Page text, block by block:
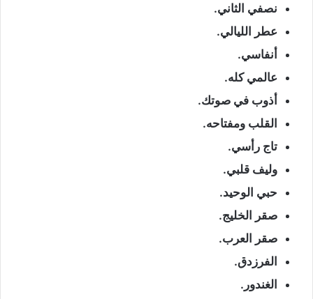
نصفي الثاني.
عطر الليالي.
أنفاسي.
عالمي كله.
أذوب في صوتك.
القلب ومفتاحه.
تاج رأسي.
وليف قلبي.
حبي الوحيد.
صقر الخليج.
صقر العرب.
الفرزدق.
الغندور.